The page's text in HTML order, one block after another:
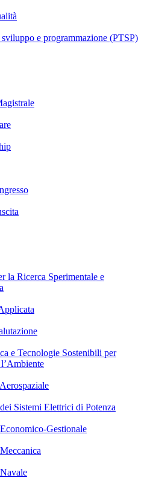
e programmazione (PTSP)
la Ricerca Sperimentale e
e Tecnologie Sostenibili per
Sistemi Elettrici di Potenza
Gestionale